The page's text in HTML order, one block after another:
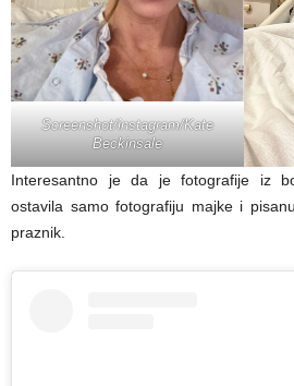
Screenshot/instagram/Kate
Beckinsale
Interesantno je da je fotografije iz
ostavila samo fotografiju majke i
praznik.